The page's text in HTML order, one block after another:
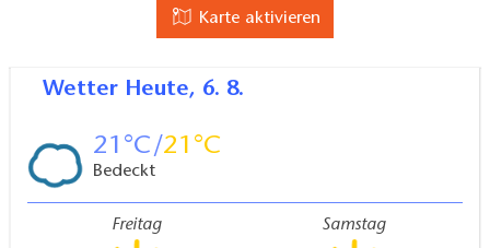
Karte aktivieren
Wetter Heute, 6. 8.
21 21
Bedeckt
Freitag Samstag